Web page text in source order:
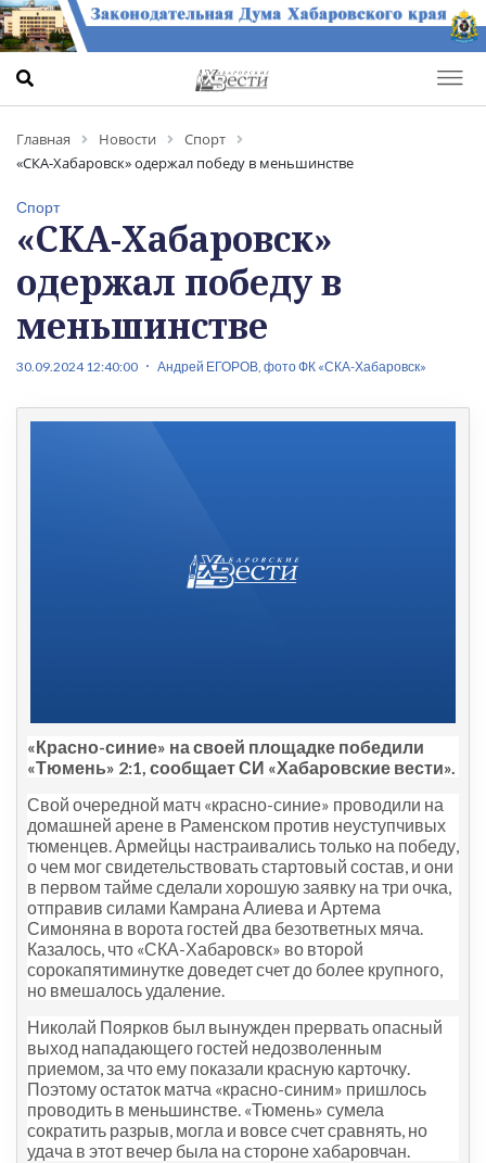
Главная Новости
Спорт
«СКА-Хабаровск» одержал победу в меньшинстве
Спорт
«СКА-Хабаровск»
одержал победу в
меньшинстве
30.09.2024 12:40:00 Андрей ЕГОРОВ, фото ФК «СКА-Хабаровск»
«Красно-синие» на своей площадке победили
«Тюмень» 2:1, сообщает СИ «Хабаровские вести».
Свой очередной матч «красно-синие» проводили на
домашней арене в Раменском против неуступчивых
тюменцев. Армейцы настраивались только на победу,
о чем мог свидетельствовать стартовый состав, и они
в первом тайме сделали хорошую заявку на три очка,
отправив силами Камрана Алиева и Артема
Симоняна в ворота гостей два безответных мяча.
Казалось, что «СКА-Хабаровск» во второй
сорокапятиминутке доведет счет до более крупного,
но вмешалось удаление.
Николай Поярков был вынужден прервать опасный
выход нападающего гостей недозволенным
приемом, за что ему показали красную карточку.
Поэтому остаток матча «красно-синим» пришлось
проводить в меньшинстве. «Тюмень» сумела
сократить разрыв, могла и вовсе счет сравнять, но
удача в этот вечер была на стороне хабаровчан.